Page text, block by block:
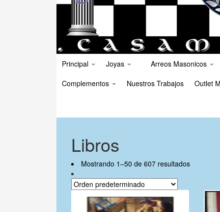
Principal Joyas
Arreos Masonicos
Complementos
Nuestros Trabajos Outlet
Libros
Mostrando 1–50 de 607 resultados